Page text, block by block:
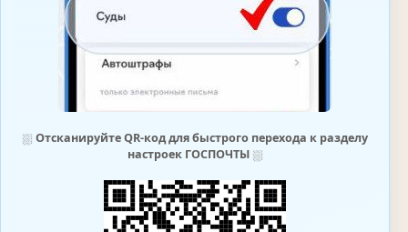
⛆ Отсканируйте QR-код для быстрого перехода к разделу
настроек ГОСПОЧТЫ⛆